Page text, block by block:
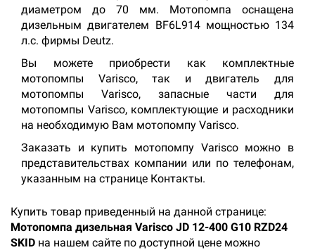
диаметром до 70 мм. Мотопомпа оснащена
дизельным двигателем BF6L914 мощностью 134
л.с. фирмы Deutz.
Вы можете приобрести как комплектные
мотопомпы Varisco, так и двигатель для
мотопомпы Varisco, запасные части для
мотопомпы Varisco, комплектующие и расходники
на необходимую Вам мотопомпу Varisco.
Заказать и купить мотопомпу Varisco можно в
представительствах компании или по телефонам,
указанным на странице Контакты.
Купить товар приведенный на данной странице:
Мотопомпа дизельная Varisco JD 12-400 G10 RZD24
SKID на нашем сайте по доступной цене можно